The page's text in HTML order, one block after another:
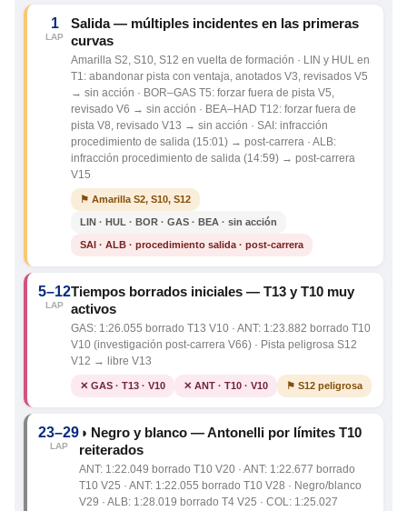
1
LAP
Salida — múltiples incidentes en las primeras
curvas
Amarilla S2, S10, S12 en vuelta de formación · LIN y HUL en
T1: abandonar pista con ventaja, anotados V3, revisados V5
→ sin acción · BOR–GAS T5: forzar fuera de pista V5,
revisado V6 → sin acción · BEA–HAD T12: forzar fuera de
pista V8, revisado V13 → sin acción · SAI: infracción
procedimiento de salida (15:01) → post-carrera · ALB:
infracción procedimiento de salida (14:59) → post-carrera
V15
⚑ Amarilla S2, S10, S12
LIN · HUL · BOR · GAS · BEA · sin acción
SAI · ALB · procedimiento salida · post-carrera
5–12
LAP
Tiempos borrados iniciales — T13 y T10 muy
activos
GAS: 1:26.055 borrado T13 V10 · ANT: 1:23.882 borrado T10
V10 (investigación post-carrera V66) · Pista peligrosa S12
V12 → libre V13
✕ GAS · T13 · V10 ✕ ANT · T10 · V10 ⚑ S12 peligrosa
23–29
LAP
◑ Negro y blanco — Antonelli por límites T10
reiterados
ANT: 1:22.049 borrado T10 V20 · ANT: 1:22.677 borrado
T10 V25 · ANT: 1:22.055 borrado T10 V28 · Negro/blanco
V29 · ALB: 1:28.019 borrado T4 V25 · COL: 1:25.027